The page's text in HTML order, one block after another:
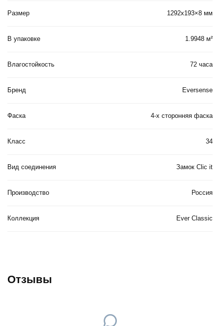
Размер 1292х193×8 мм
В упаковке 1.9948 м²
Влагостойкость 72 часа
Бренд Eversense
Фаска 4-х сторонняя фаска
Класс 34
Вид соединения Замок Clic it
Производство Россия
Коллекция Ever Classic
Отзывы